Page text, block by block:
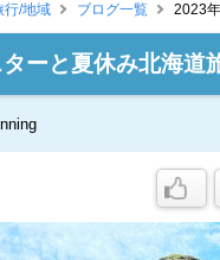
行/地域 ブログ一覧 2023
ーと夏休み北海道